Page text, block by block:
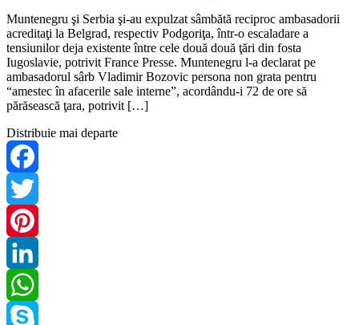
Muntenegru şi Serbia şi-au expulzat sâmbătă reciproc ambasadorii
acreditaţi la Belgrad, respectiv Podgoriţa, într-o escaladare a
tensiunilor deja existente între cele două două ţări din fosta
Iugoslavie, potrivit France Presse. Muntenegru l-a declarat pe
ambasadorul sârb Vladimir Bozovic persona non grata pentru
“amestec în afacerile sale interne”, acordându-i 72 de ore să
părăsească ţara, potrivit […]
Distribuie mai departe
Facebook
Twitter
Pinterest
LinkedIn
WhatsApp